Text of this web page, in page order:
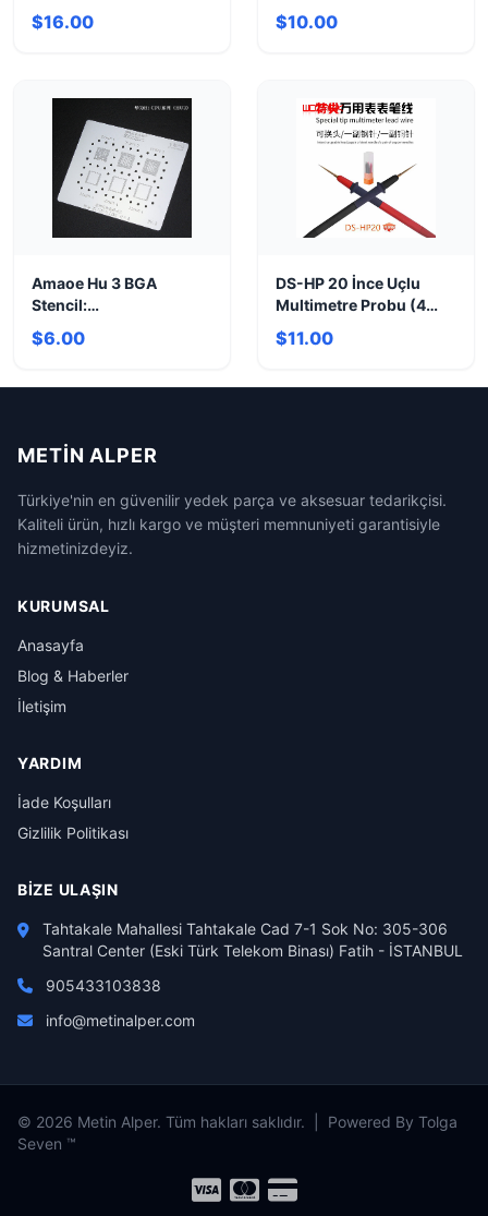
Hassasiyet 💎
$16.00
Hızlı Şarj & Veri
$10.00
Amaoe Hu 3 BGA
Stencil:
Hi6260/Hi3670/Hi3680
CPU Tamir Şablonu
$6.00
DS-HP 20 İnce Uçlu
Multimetre Probu (4
Yedek Uçlu)
$11.00
METIN ALPER
Türkiye'nin en güvenilir yedek parça ve aksesuar tedarikçisi.
Kaliteli ürün, hızlı kargo ve müşteri memnuniyeti garantisiyle
hizmetinizdeyiz.
KURUMSAL
Anasayfa
Blog & Haberler
İletişim
YARDIM
İade Koşulları
Gizlilik Politikası
BIZE ULAŞIN
Tahtakale Mahallesi Tahtakale Cad 7-1 Sok No: 305-306
Santral Center (Eski Türk Telekom Binası) Fatih - İSTANBUL
905433103838
info@metinalper.com
© 2026 Metin Alper. Tüm hakları saklıdır. | Powered By Tolga
Seven ™